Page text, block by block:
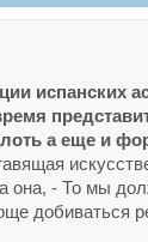
испанских
а еще и
она, - То мы
добиваться